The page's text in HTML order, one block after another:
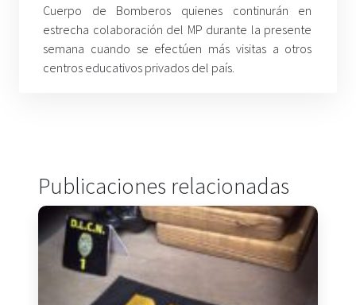
Cuerpo de Bomberos quienes continurán en
estrecha colaboración del MP durante la presente
semana cuando se efectúen más visitas a otros
centros educativos privados del país.
Publicaciones relacionadas